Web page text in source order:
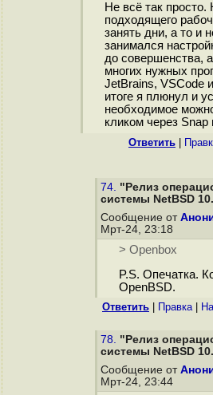
Не всё так просто.
подходящего
занять дни, а то и
занимался
до совершенства,
многих нужных
JetBrains, VSCode
итоге я плюнул и
необходимое
кликом через Snap
Ответить
74. "Релиз
системы NetBSD
Сообщение от
Мрт-24, 23:18
> Openbox
P.S. Опечатка.
OpenBSD.
Ответить Правка|
78. "Релиз
системы NetBSD
Сообщение от
Мрт-24, 23:44